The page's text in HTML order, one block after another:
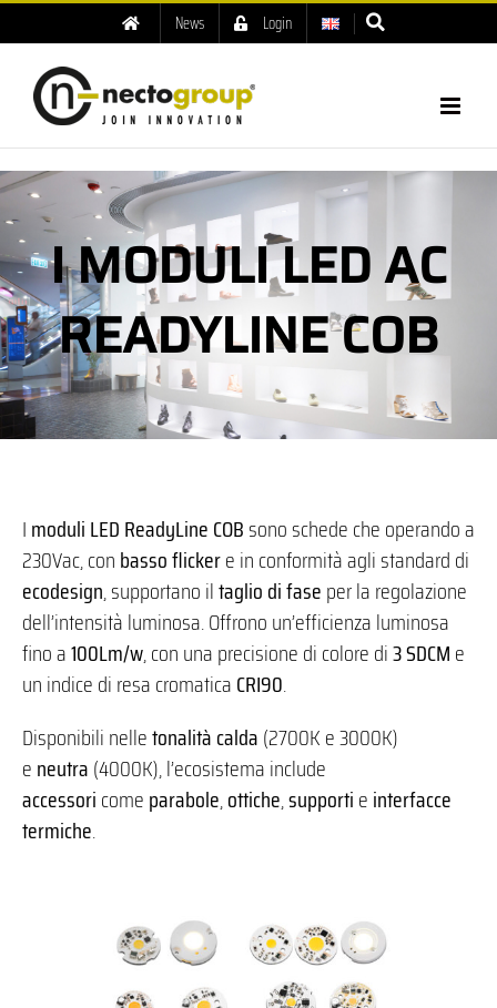
News Login
I MODULI LED AC
READYLINE COB
Imoduli LED ReadyLine COBsono schede che operando a
230Vac, conbasso flickere in conformità agli standard di
ecodesign, supportano iltaglio di faseper la regolazione
dell’intensità luminosa. Offrono un’efficienza luminosa
fino a100Lm/w, con una precisione di colore di3 SDCMe
un indice di resa cromaticaCRI90.
Disponibili nelletonalità calda(2700K e 3000K)
eneutra(4000K), l’ecosistema include
accessoricomeparabole,ottiche,supportieinterfacce
termiche.